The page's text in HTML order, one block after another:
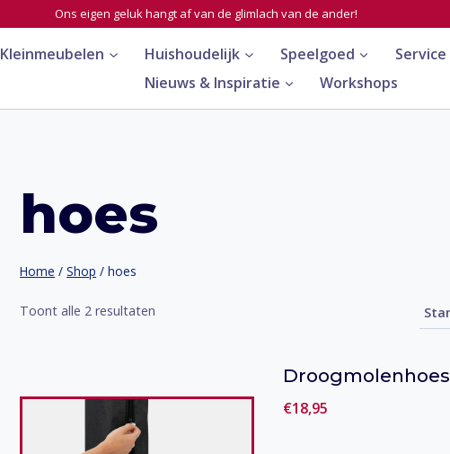
Ons eigen geluk hangt af van de glimlach van de ander!
Kleinmeubelen Huishoudelijk Speelgoed Service
Nieuws & Inspiratie
Workshops
hoes
Home / Shop / hoes
Toont alle 2 resultaten
Droogmolenhoes
€18,95